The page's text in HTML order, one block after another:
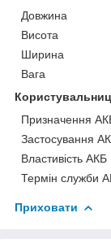
Довжина
Висота
Ширина
Вага
Призначення
Застосування
Властивість АКБ
Термін служби
Приховати